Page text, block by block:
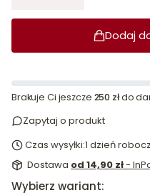
Dodaj
Brakuje Ci jeszcze 250 złdo
Zapytaj o produkt
Czas wysyłki:1 dzień
Dostawa od 14,90 zł-
Wybierz wariant: